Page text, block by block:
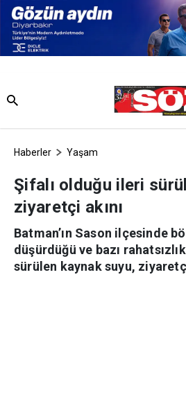
Haberler Yaşam
Şifalı olduğu ileri
ziyaretçi akını
Batman’ın Sason ilçesinde
düşürdüğü ve bazı
sürülen kaynak suyu,